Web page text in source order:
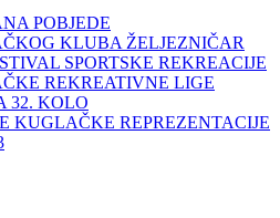
POBJEDE
KLUBA ŽELJEZNIČAR
SPORTSKE REKREACIJE
REKREATIVNE LIGE
32. KOLO
KUGLAČKE REPREZENTACIJE